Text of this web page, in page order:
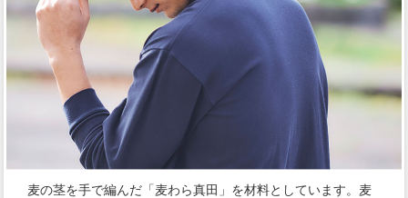
麦の茎を手で編んだ「麦わら真田」を材料としています。麦